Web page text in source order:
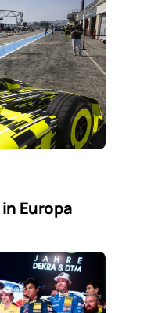
Europa